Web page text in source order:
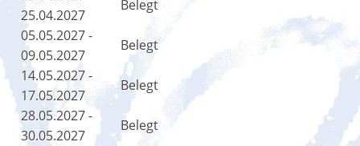
25.04.2027
Belegt
05.05.2027 -
09.05.2027
Belegt
14.05.2027 -
17.05.2027
Belegt
28.05.2027 -
30.05.2027
Belegt